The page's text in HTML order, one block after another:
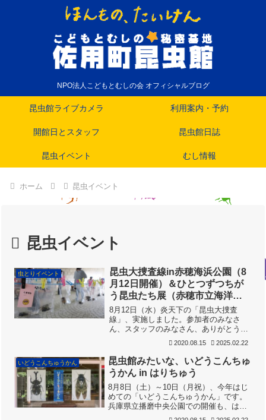
NPO法人こどもとむしの会 オフィシャルブログ
昆虫館ライブカメラ 利用案内・予約
開館日とスタッフ 昆虫館日誌
昆虫イベント むし情報
ホーム 昆虫イベント
昆虫イベント
虫とりイベント
昆虫大捜査線in赤穂海浜公園（8
月12日開催）＆ひとつずつちが
う昆虫たち展（赤穂市立海洋科
学館）の見どころ
8月12日（水）炎天下の「昆虫大捜査
線」、実施しました。参加者のみなさ
ん、スタッフのみなさん、ありがとう！
ほんとは7月に実施する予定でしたが、
新型コロナウイルスの影響で、赤穂の子
どもたちの夏休みが8月8日からとなって
しまって、この日の設定と...
2020.08.15 2025.02.22
いどうこんちゅうかん
昆虫館みたいな、いどうこんちゅ
うかん in はりちゅう
8月8日（土）～10日（月祝）、今年はじ
めての「いどうこんちゅうかん」です。
兵庫県立播磨中央公園での開催も、はじ
めてです。会場の「バラ園サービスセン